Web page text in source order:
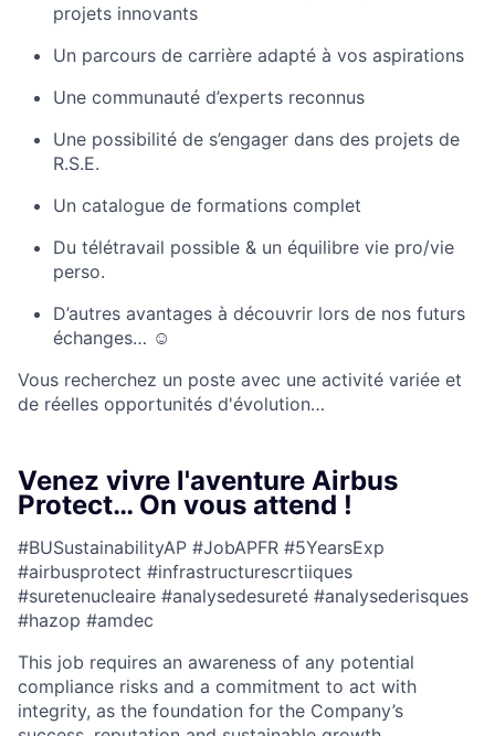
projets innovants
Un parcours de carrière adapté à vos aspirations
Une communauté d’experts reconnus
Une possibilité de s’engager dans des projets de
R.S.E.
Un catalogue de formations complet
Du télétravail possible & un équilibre vie pro/vie
perso.
D’autres avantages à découvrir lors de nos futurs
échanges… ☺
Vous recherchez un poste avec une activité variée et
de réelles opportunités d'évolution…
Venez vivre l'aventure Airbus
Protect… On vous attend !
#BUSustainabilityAP #JobAPFR #5YearsExp
#airbusprotect #infrastructurescrtiiques
#suretenucleaire #analysedesureté #analysederisques
#hazop #amdec
This job requires an awareness of any potential
compliance risks and a commitment to act with
integrity, as the foundation for the Company’s